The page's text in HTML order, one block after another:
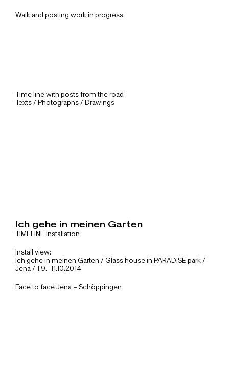
Walk and posting work in progress
Time line with posts from the road
Texts / Photographs / Drawings
Ich gehe in meinen Garten
TIMELINE installation
Install view:
Ich gehe in meinen Garten / Glass house in PARADISE park /
Jena / 1.9.–11.10.2014
Face to face Jena – Schöppingen